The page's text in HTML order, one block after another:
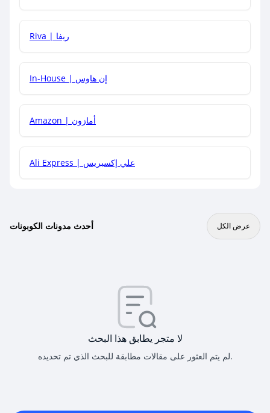
هل يمكنني جمع كود خصم مع العروض الأخرى؟
Riva | ريفا
In-House | إن هاوس
Amazon | أمازون
Ali Express | علي إكسبريس
أحدث مدونات الكوبونات عرض الكل
لا متجر يطابق هذا البحث
لم يتم العثور على مقالات مطابقة للبحث الذي تم تحديده.